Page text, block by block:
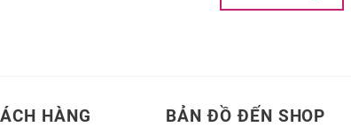
HÀNG BẢN ĐỒ ĐẾN SHOP